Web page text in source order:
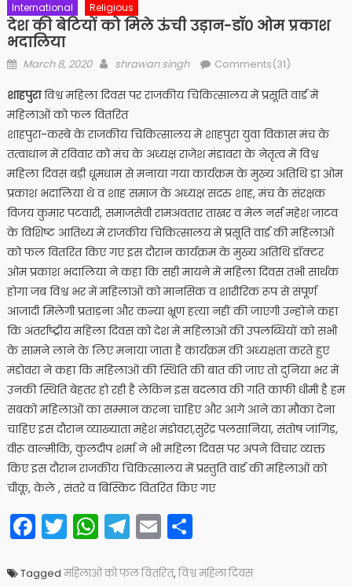
International Religious
देश की बेटियों को मिले ऊंची उड़ान-डॉ0 ओम प्रकाश
भदालिया
Posted
March 8, 2020 Author
shrawan singh Comments(31)
शाहपुराविश्व महिला दिवस पर राजकीय चिकित्सालय में प्रसूति वार्ड में
महिलाओं को फल वितरित
शाहपुरा-कस्बे के राजकीय चिकित्सालय मे शाहपुरा युवा विकास मंच के
तत्वाधान में रविवार को मंच के अध्यक्ष राजेश मंडावरा के नेतृत्व में विश्व
महिला दिवस बड़ी धूमधाम से मनाया गया कार्यक्रम के मुख्य अतिथि डा ओम
प्रकाश भदालिया थे व शाह समाज के अध्यक्ष सदरु शाह, मंच के संरक्षक
विजय कुमार पटवारी, समाजसेवी रामअवतार ताखर व मेल नर्स महेश जाटव
के विशिष्ट आतिथ्य में राजकीय चिकित्सालय में प्रसूति वार्ड की महिलाओं
को फल वितरित किए गए इस दौरान कार्यक्रम के मुख्य अतिथि डॉक्टर
ओम प्रकाश भदालिया ने कहा कि सही मायने में महिला दिवस तभी सार्थक
होगा जब विश्व भर में महिलाओं को मानसिक व शारीरिक रूप से संपूर्ण
आजादी मिलेगी प्रताड़ना और कन्या भ्रूण हत्या नहीं की जाएगी उन्होंने कहा
कि अंतर्राष्ट्रीय महिला दिवस को देश में महिलाओं की उपलब्धियों को सभी
के सामने लाने के लिए मनाया जाता है कार्यक्रम की अध्यक्षता करते हुए
मंडोवरा ने कहा कि महिलाओं की स्थिति की बात की जाए तो दुनिया भर में
उनकी स्थिति बेहतर हो रही है लेकिन इस बदलाव की गति काफी धीमी है हम
सबको महिलाओं का सम्मान करना चाहिए और आगे आने का मौका देना
चाहिए इस दौरान व्याख्याता महेश मंडोवरा,सुरेंद्र पलसानिया, संतोष जांगिड़,
वीरू वाल्मीकि, कुलदीप शर्मा ने भी महिला दिवस पर अपने विचार व्यक्त
किए इस दौरान राजकीय चिकित्सालय में प्रस्तुति वार्ड की महिलाओं को
चीकू, केले , संतरे व बिस्किट वितरित किए गए
Facebook
Twitter
WhatsApp
Telegram
EmailShare
Tagged महिलाओं को फल वितरित,विश्व महिला दिवस